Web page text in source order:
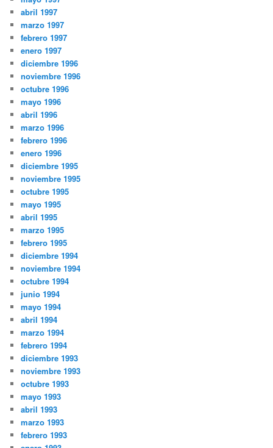
abril 1997
marzo 1997
febrero 1997
enero 1997
diciembre 1996
noviembre 1996
octubre 1996
mayo 1996
abril 1996
marzo 1996
febrero 1996
enero 1996
diciembre 1995
noviembre 1995
octubre 1995
mayo 1995
abril 1995
marzo 1995
febrero 1995
diciembre 1994
noviembre 1994
octubre 1994
junio 1994
mayo 1994
abril 1994
marzo 1994
febrero 1994
diciembre 1993
noviembre 1993
octubre 1993
mayo 1993
abril 1993
marzo 1993
febrero 1993